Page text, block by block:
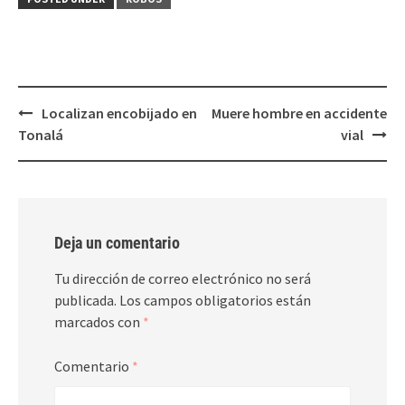
abre abre
Post
navigation
Localizan encobijado en
Tonalá
Muere hombre en accidente
vial
Deja un comentario
Tu dirección de correo electrónico no será
publicada. Los campos obligatorios están
marcados con *
Comentario *